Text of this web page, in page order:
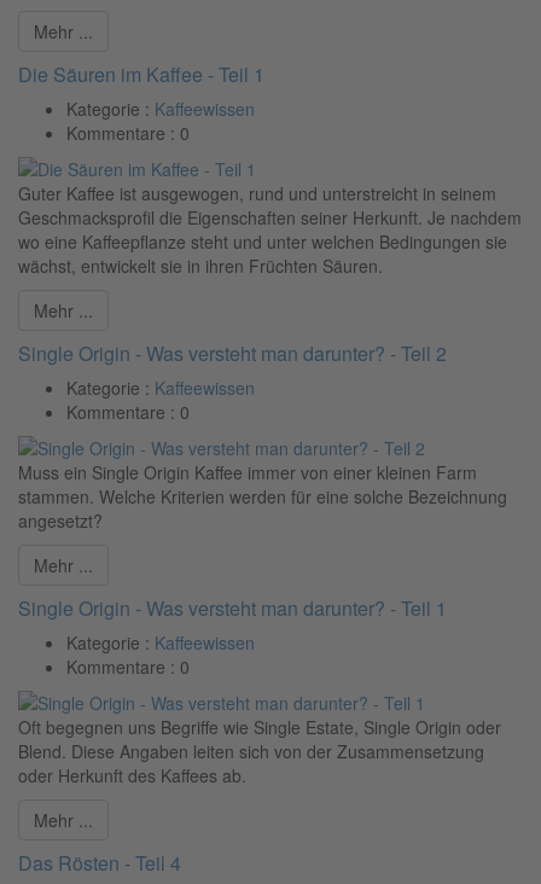
Mehr ...
Die Säuren im Kaffee - Teil 1
Kategorie : Kaffeewissen
Kommentare : 0
Guter Kaffee ist ausgewogen, rund und unterstreicht in seinem
Geschmacksprofil die Eigenschaften seiner Herkunft. Je nachdem
wo eine Kaffeepflanze steht und unter welchen Bedingungen sie
wächst, entwickelt sie in ihren Früchten Säuren.
Mehr ...
Single Origin - Was versteht man darunter? - Teil 2
Kategorie : Kaffeewissen
Kommentare : 0
Muss ein Single Origin Kaffee immer von einer kleinen Farm
stammen. Welche Kriterien werden für eine solche Bezeichnung
angesetzt?
Mehr ...
Single Origin - Was versteht man darunter? - Teil 1
Kategorie : Kaffeewissen
Kommentare : 0
Oft begegnen uns Begriffe wie Single Estate, Single Origin oder
Blend. Diese Angaben leiten sich von der Zusammensetzung
oder Herkunft des Kaffees ab.
Mehr ...
Das Rösten - Teil 4